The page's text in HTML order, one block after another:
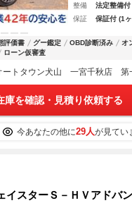
整備
法定整備付
保証
保証付 (1
評価書 グー鑑定 OBD診断済み
オ
ローン仮審査
庫を確認・見積り依頼する
今あなたの他に29人が見てい
スターＳ－ＨＶアドバ